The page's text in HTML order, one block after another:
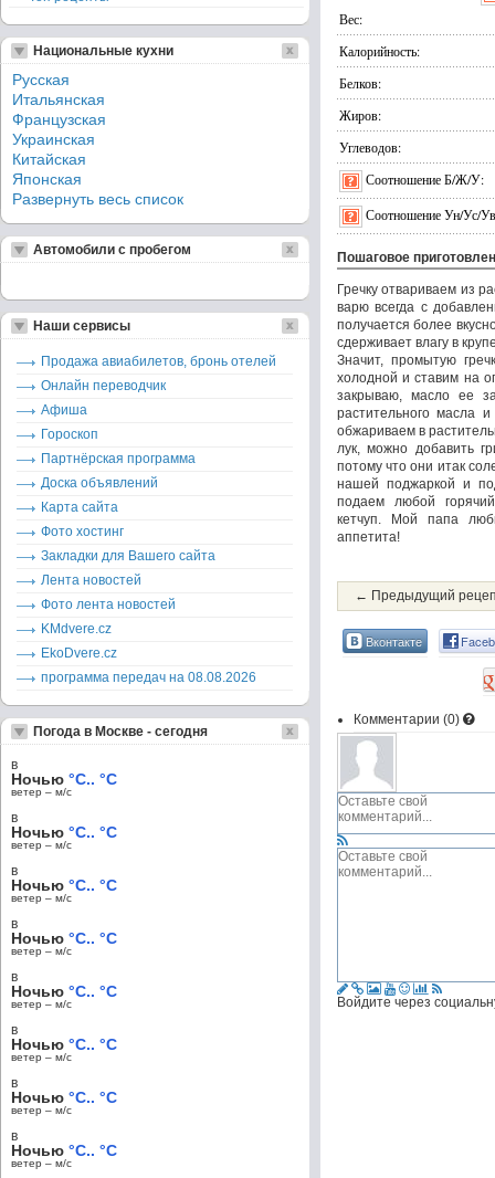
Вес:
Калорийность:
Белков:
Жиров:
Углеводов:
Соотношение Б/Ж/У:
Соотношение Ун/Ус/
Пошаговое
Гречку отвариваем из
варю всегда с
получается более
сдерживает влагу в
Значит, промытую
холодной и ставим на
закрываю, масло ее
растительного масла
обжариваем в
лук, можно добавить
потому что они итак
нашей поджаркой и
подаем любой
кетчуп. Мой папа
аппетита!
← Предыдущий
Вконтакте
Комментарии (0)
Войдите через
Национальные кухни
Русская
Итальянская
Французская
Украинская
Китайская
Японская
Развернуть весь список
Автомобили с пробегом
Наши сервисы
Продажа авиабилетов, бронь отелей
Онлайн переводчик
Афиша
Гороскоп
Партнёрская программа
Доска объявлений
Карта сайта
Фото хостинг
Закладки для Вашего сайта
Лента новостей
Фото лента новостей
KMdvere.cz
EkoDvere.cz
программа передач на 08.08.2026
Погода в Москве - сегодня
в
Ночью °C.. °C
ветер – м/c
в
Ночью °C.. °C
ветер – м/c
в
Ночью °C.. °C
ветер – м/c
в
Ночью °C.. °C
ветер – м/c
в
Ночью °C.. °C
ветер – м/c
в
Ночью °C.. °C
ветер – м/c
в
Ночью °C.. °C
ветер – м/c
в
Ночью °C.. °C
ветер – м/c